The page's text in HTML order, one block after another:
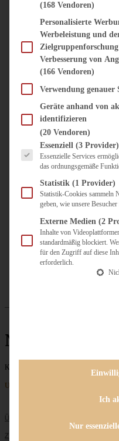
ÜBER MICH
Naked Cake
Keine Beiträge gefunden
Unternehmen
ÜBER MICH
ZUSAMMENARBEIT
(168 Vendoren)
Personalisierte
Werbeleistung und
Verbesserung von
(166 Vendoren)
Verwendung genauer
Geräte anhand von
identifizieren
(20 Vendoren)
Es folgt eine Liste der Service-
Essenziell (3 Provider)
Essenzielle Services
das ordnungsgemäße
Statistik (1 Provider)
Statistik-Cookies sammeln
geben, wie unsere
Externe Medien (2
Inhalte von
standardmäßig blockiert.
für den Zugriff auf diese
erforderlich.
Ich
Nur